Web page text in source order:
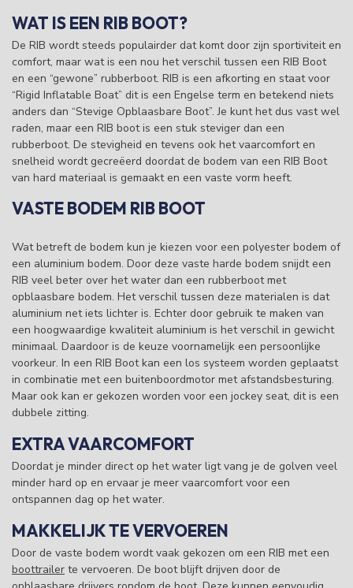
WAT IS EEN RIB BOOT?
De RIB wordt steeds populairder dat komt door zijn sportiviteit en
comfort, maar wat is een nou het verschil tussen een RIB Boot
en een “gewone” rubberboot. RIB is een afkorting en staat voor
“Rigid Inflatable Boat” dit is een Engelse term en betekend niets
anders dan “Stevige Opblaasbare Boot”. Je kunt het dus vast wel
raden, maar een RIB boot is een stuk steviger dan een
rubberboot. De stevigheid en tevens ook het vaarcomfort en
snelheid wordt gecreëerd doordat de bodem van een RIB Boot
van hard materiaal is gemaakt en een vaste vorm heeft.
VASTE BODEM RIB BOOT
Wat betreft de bodem kun je kiezen voor een polyester bodem of
een aluminium bodem. Door deze vaste harde bodem snijdt een
RIB veel beter over het water dan een rubberboot met
opblaasbare bodem. Het verschil tussen deze materialen is dat
aluminium net iets lichter is. Echter door gebruik te maken van
een hoogwaardige kwaliteit aluminium is het verschil in gewicht
minimaal. Daardoor is de keuze voornamelijk een persoonlijke
voorkeur. In een RIB Boot kan een los systeem worden geplaatst
in combinatie met een buitenboordmotor met afstandsbesturing.
Maar ook kan er gekozen worden voor een jockey seat, dit is een
dubbele zitting.
EXTRA VAARCOMFORT
Doordat je minder direct op het water ligt vang je de golven veel
minder hard op en ervaar je meer vaarcomfort voor een
ontspannen dag op het water.
MAKKELIJK TE VERVOEREN
Door de vaste bodem wordt vaak gekozen om een RIB met een
boottrailer te vervoeren. De boot blijft drijven door de